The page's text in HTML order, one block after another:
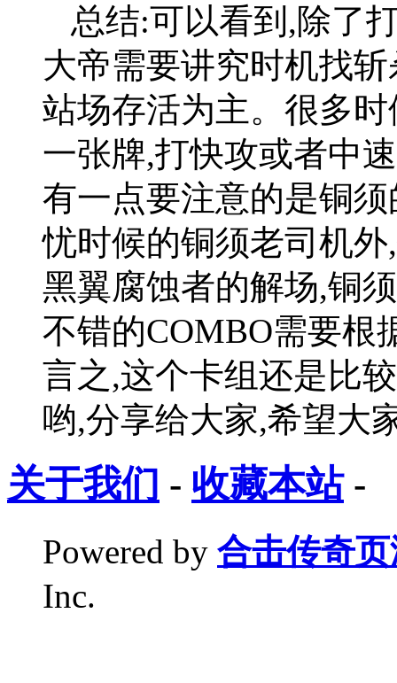
总结:可以看到,除了
大帝需要讲究时机找
站场存活为主。很多
一张牌,打快攻或者中
有一点要注意的是铜
忧时候的铜须老司机
黑翼腐蚀者的解场,铜
不错的COMBO需要根
言之,这个卡组还是比
哟,分享给大家,希望大
关于我们 - 收藏本站-
Powered by 合击传奇
Inc.